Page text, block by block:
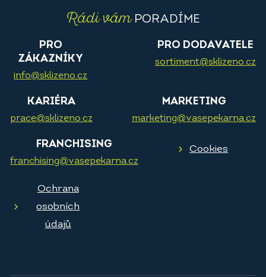
Rádi vámPORADÍME
PRO
ZÁKAZNÍKY
info@sklizeno.cz
PRO DODAVATELE
sortiment@sklizeno.cz
KARIÉRA
prace@sklizeno.cz
MARKETING
marketing@vasepekarna.cz
FRANCHISING
franchising@vasepekarna.cz
Cookies
Ochrana
osobních
údajů